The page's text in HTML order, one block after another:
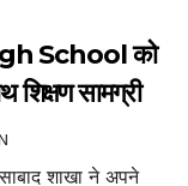
School को
सामग्री
शाखा ने अपने